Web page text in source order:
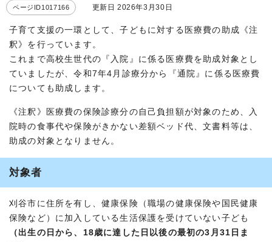
ページID1017166 更新日 2026年3月30日
子育て支援の一環として、子どもに対する医療費の助成《注
釈》を行っています。
これまで高校生世代の『入院』に係る医療費を助成対象とし
ていましたが、令和7年4月診療分から『通院』に係る医療費
についても助成します。
《注釈》医療費の保険診療分の自己負担額が対象のため、入
院時の食事代や保険がきかない差額ベッド代、文書料等は、
助成の対象となりません。
対象者
刈谷市に住所を有し、健康保険（職場の健康保険や国民健康
保険など）に加入している生活保護を受けていない子ども
（出生の日から、18歳に達した日以後の最初の3月31日ま